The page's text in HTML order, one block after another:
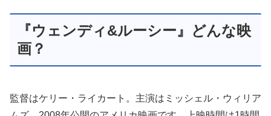
『ウェンディ&ルーシー』どんな映
画？
監督はケリー・ライカート。主演はミッシェル・ウィリア